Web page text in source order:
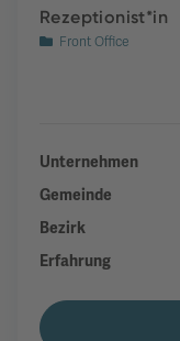
Rezeptionist*in
Front Office
Unternehmen
Gemeinde
Bezirk
Erfahrung